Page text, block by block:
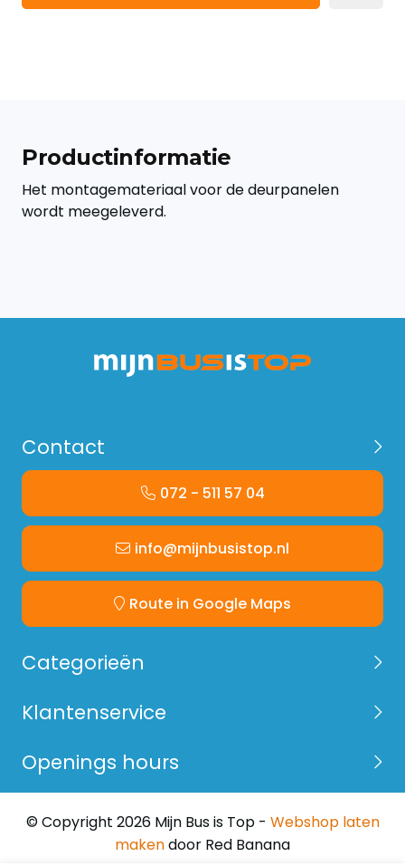
Productinformatie
Het montagemateriaal voor de deurpanelen
wordt meegeleverd.
Contact
072 - 511 57 04
info@mijnbusistop.nl
Route in Google Maps
Categorieën
Klantenservice
Openings hours
© Copyright 2026 Mijn Bus is Top - Webshop laten
makendoor Red Banana